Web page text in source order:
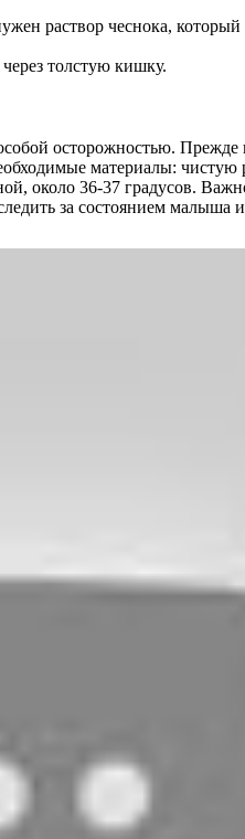
раствор чеснока,
толстую кишку.
осторожностью.
материалы:
около 36-37 градусов.
за состоянием